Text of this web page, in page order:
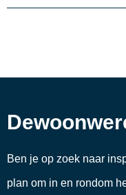
Ben je op zoek naar
plan om in en rondom